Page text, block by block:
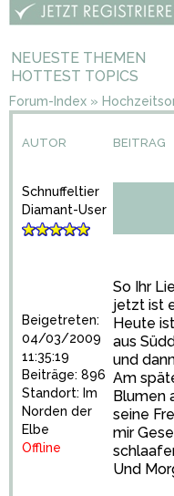
NEUESTE THEMEN
HOTTEST TOPICS
Forum-Index »
AUTOR BEITRAG
Schnuffeltier
Diamant-User
Beigetreten:
04/03/2009
11:35:19
Beiträge: 896
Standort: Im
Norden der
Elbe
Offline
So Ihr
jetzt ist
Heute
aus
und
Am
Blumen
seine
mir
Und